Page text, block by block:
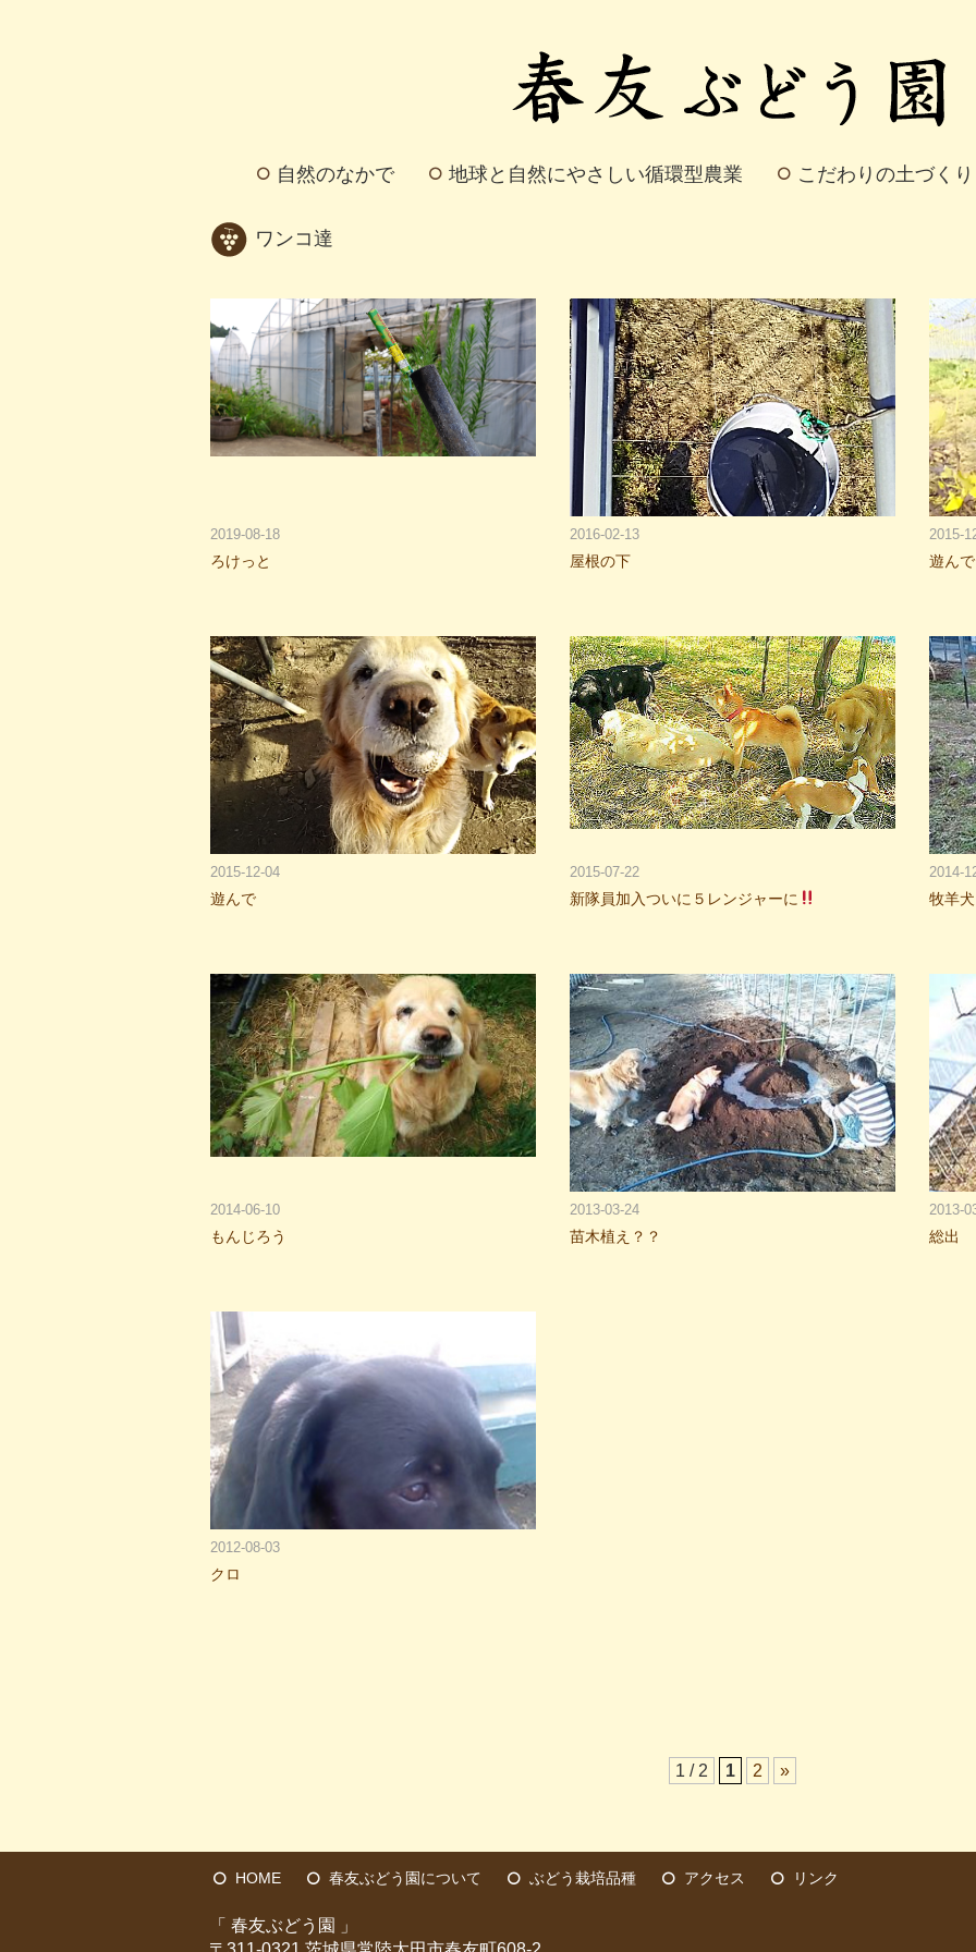
自然のなかで 地球と自然にやさしい循環型農業 こだわりの土づくり
ワンコ達
2019-08-18
ろけっと
2016-02-13
屋根の下
2015-
遊ん
2015-12-04
遊んで
2015-07-22
新隊員加入ついに５レンジャーに
2014-
牧羊
2014-06-10
もんじろう
2013-03-24
苗木植え？？
2013-
総出
2012-08-03
クロ
1 / 2 1 2 »
HOME 春友ぶどう園について ぶどう栽培品種 アクセス リンク
「 春友ぶどう園 」